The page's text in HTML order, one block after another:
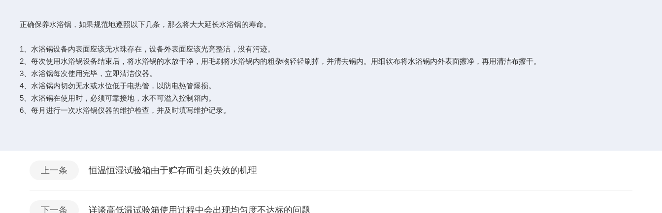
正确保养水浴锅，如果规范地遵照以下几条，那么将大大延长水浴锅的寿命。
1、水浴锅设备内表面应该无水珠存在，设备外表面应该光亮整洁，没有污迹。
2、每次使用水浴锅设备结束后，将水浴锅的水放干净，用毛刷将水浴锅内的粗杂物轻轻刷掉，并清去锅内。用细软布将水浴锅内外表面擦净，再用清洁布擦干。
3、水浴锅每次使用完毕，立即清洁仪器。
4、水浴锅内切勿无水或水位低于电热管，以防电热管爆损。
5、水浴锅在使用时，必须可靠接地，水不可溢入控制箱内。
6、每月进行一次水浴锅仪器的维护检查，并及时填写维护记录。
上一条 恒温恒湿试验箱由于贮存而引起失效的机理
下一条 详谈高低温试验箱使用过程中会出现均匀度不达标的问题